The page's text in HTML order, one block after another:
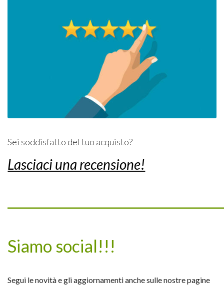
Sei soddisfatto del tuo acquisto?
Lasciaci una recensione!
Siamo social!!!
Segui le novità e gli aggiornamenti anche sulle nostre pagine